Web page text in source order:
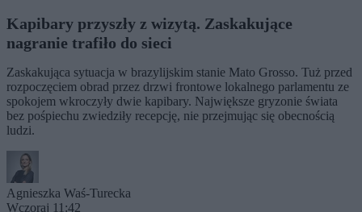
Kapibary przyszły z wizytą. Zaskakujące
nagranie trafiło do sieci
Zaskakująca sytuacja w brazylijskim stanie Mato Grosso. Tuż przed
rozpoczęciem obrad przez drzwi frontowe lokalnego parlamentu ze
spokojem wkroczyły dwie kapibary. Największe gryzonie świata
bez pośpiechu zwiedziły recepcję, nie przejmując się obecnością
ludzi.
Agnieszka Waś-Turecka
Wczoraj 11:42